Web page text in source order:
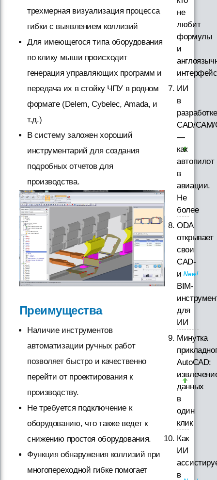
трехмерная визуализация процесса
гибки с выявлением коллизий
Для имеющегося типа оборудования
по клику мыши происходит
генерация управляющих программ и
передача их в стойку ЧПУ в родном
формате (Delem, Cybelec, Amada, и
т.д.)
В систему заложен хороший
инструментарий для создания
подробных отчетов для
производства.
Преимущества
Наличие инструментов
автоматизации ручных работ
позволяет быстро и качественно
перейти от проектирования к
производству.
Не требуется подключение к
оборудованию, что также ведет к
снижению простоя оборудования.
Функция обнаружения коллизий при
многопереходной гибке помогает
не
любит
формулы
и
ИИ
в
разработке
CAD/
—
как
автопилот
в
авиации.
Не
более
ODA
открывает
свои
CAD-
и
BIM-
для
ИИ
Минутка
AutoCAD:
данных
в
один
клик
Как
ИИ
в